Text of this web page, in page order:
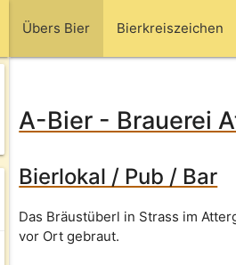
Übers Bier Bierkreiszeichen
A-Bier - Brauerei
Bierlokal / Pub / Bar
Das Bräustüberl in Strass im
vor Ort gebraut.